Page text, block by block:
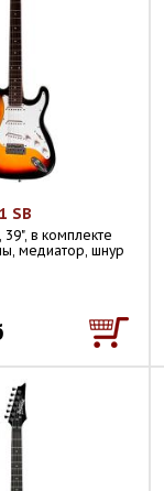
SB
39", в комплекте
медиатор, шнур